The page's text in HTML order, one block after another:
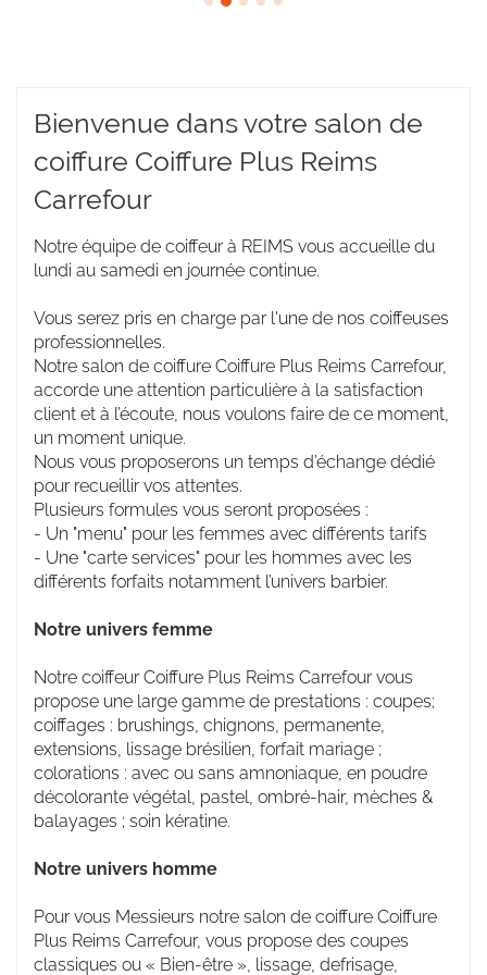
Bienvenue dans votre salon de
coiffure Coiffure Plus Reims
Carrefour
Notre équipe de coiffeur à REIMS vous accueille du
lundi au samedi en journée continue.
Vous serez pris en charge par l'une de nos coiffeuses
professionnelles.
Notre salon de coiffure Coiffure Plus Reims Carrefour,
accorde une attention particulière à la satisfaction
client et à l’écoute, nous voulons faire de ce moment,
un moment unique.
Nous vous proposerons un temps d’échange dédié
pour recueillir vos attentes.
Plusieurs formules vous seront proposées :
- Un "menu" pour les femmes avec différents tarifs
- Une "carte services" pour les hommes avec les
différents forfaits notamment l’univers barbier.
Notre univers femme
Notre coiffeur Coiffure Plus Reims Carrefour vous
propose une large gamme de prestations : coupes;
coiffages : brushings, chignons, permanente,
extensions, lissage brésilien, forfait mariage ;
colorations : avec ou sans amnoniaque, en poudre
décolorante végétal, pastel, ombré-hair, mèches &
balayages ; soin kératine.
Notre univers homme
Pour vous Messieurs notre salon de coiffure Coiffure
Plus Reims Carrefour, vous propose des coupes
classiques ou « Bien-être », lissage, defrisage,